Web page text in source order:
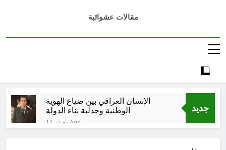
مقالات عشوائية
جديد
الإنسان العراقي بين ضياع الهوية
الوطنية وجدلية بناء الدولة
11 دقيقة Ago